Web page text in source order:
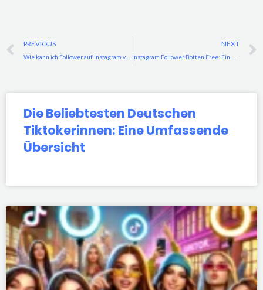
Prev
PREVIOUS NEXT
Die Beliebtesten Deutschen
Tiktokerinnen: Eine Umfassende
Übersicht